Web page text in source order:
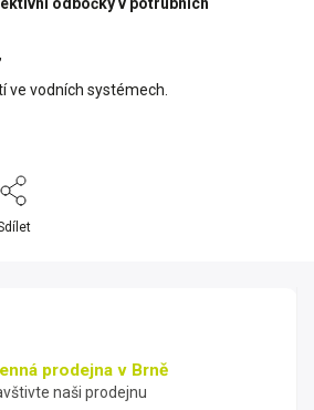
ve vodních systémech.
prodejna v Brně
naši prodejnu